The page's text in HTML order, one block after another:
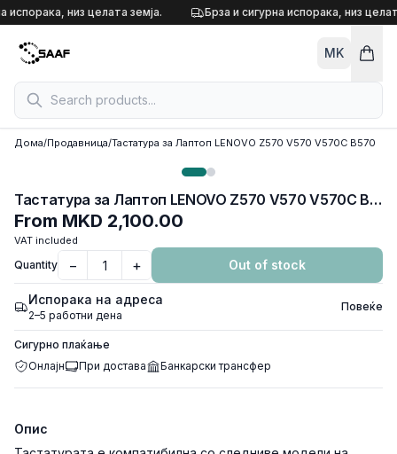
Skip to content
испорака, низ целата земја. Брза и сигурна испорака, низ
MK
Дома/Продавница/Тастатура за Лаптоп LENOVO Z570 V570 V570C B570
Тастатура за Лаптоп LENOVO Z570 V570 V570C B570
From MKD 2,100.00
VAT included
Quantity − + Out of stock
Испорака на адреса
2–5 работни дена
Повеќе
Сигурно плаќање
Онлајн
При достава Банкарски трансфер
Опис